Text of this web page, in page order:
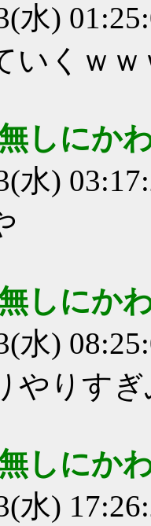
水)
いくｗｗ
しにか
水)
しにか
水)
やりす
しにか
水)